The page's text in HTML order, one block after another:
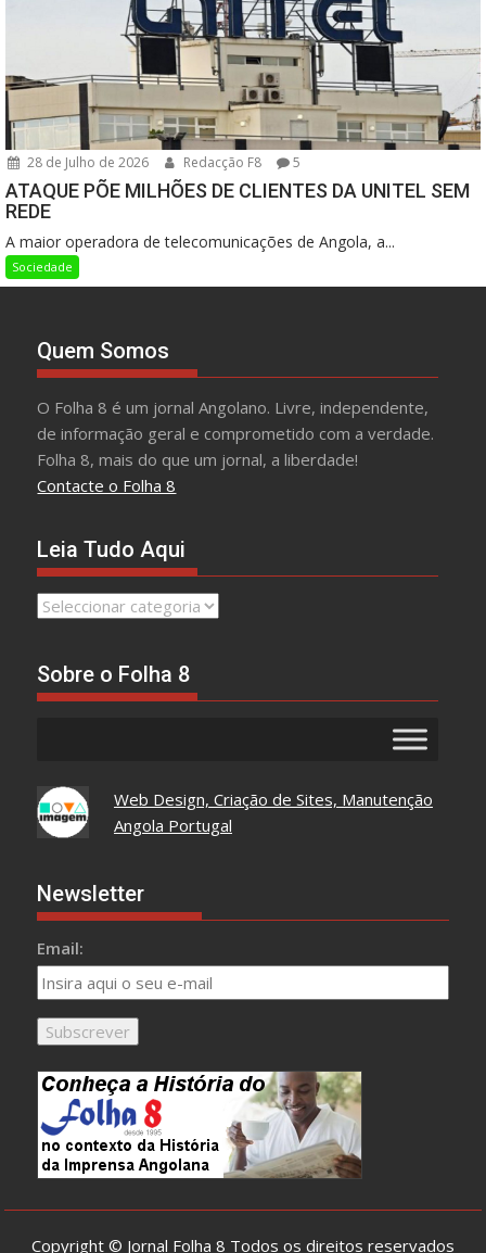
28 de Julho de 2026 Redacção F8 5
ATAQUE PÕE MILHÕES DE CLIENTES DA UNITEL SEM
REDE
A maior operadora de telecomunicações de Angola, a...
Sociedade
Quem Somos
O Folha 8 é um jornal Angolano. Livre, independente,
de informação geral e comprometido com a verdade.
Folha 8, mais do que um jornal, a liberdade!
Contacte o Folha 8
Leia Tudo Aqui
Leia
Sobre o Folha 8
Web Design, Criação de Sites, Manutenção
Angola Portugal
Newsletter
Email:
Copyright © Jornal Folha 8 Todos os direitos reservados